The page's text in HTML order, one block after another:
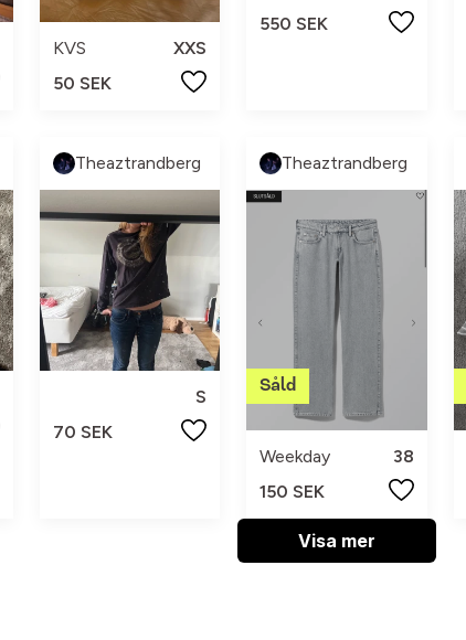
KVS
XXS
50 SEK
550 SEK
Theaztrandberg
S
70 SEK
Theaztrandberg
Weekday
38
150 SEK
Visa mer